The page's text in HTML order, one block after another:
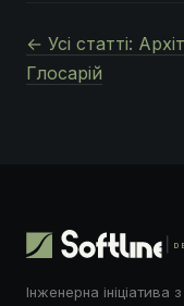
← Усі статті:
Глосарій
Інженерна